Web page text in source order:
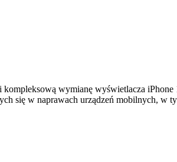
wymianę wyświetlacza
się w naprawach urządzeń mobilnych, w